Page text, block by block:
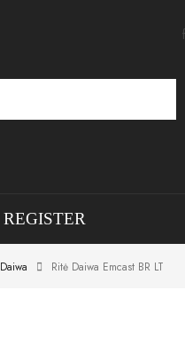
REGISTER
Daiwa Ritė Daiwa Emcast BR LT